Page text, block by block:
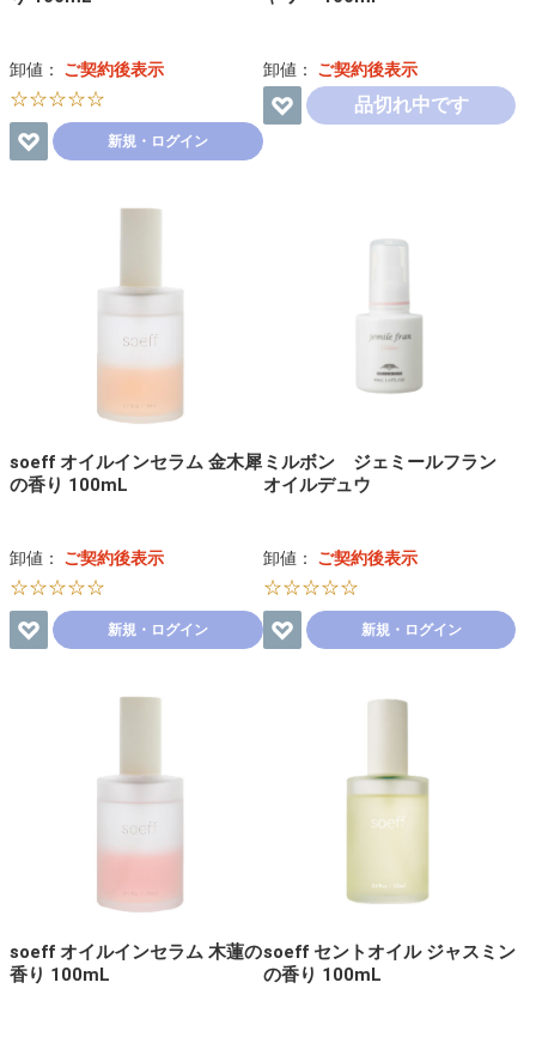
卸値： ご契約後表示
☆☆☆☆☆
新規・ログイン
卸値： ご契約後表示
品切れ中です
soeff オイルインセラム 金木犀
の香り 100mL
卸値： ご契約後表示
☆☆☆☆☆
新規・ログイン
ミルボン ジェミールフラン
オイルデュウ
卸値： ご契約後表示
☆☆☆☆☆
新規・ログイン
soeff オイルインセラム 木蓮の
香り 100mL
soeff セントオイル ジャスミン
の香り 100mL